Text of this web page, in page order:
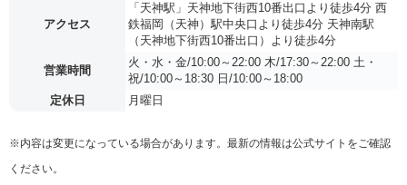
アクセス
「天神駅」天神地下街西10番出口より徒歩4分 西
鉄福岡（天神）駅中央口より徒歩4分 天神南駅
（天神地下街西10番出口）より徒歩4分
営業時間
火・水・金/10:00～22:00 木/17:30～22:00 土・
祝/10:00～18:30 日/10:00～18:00
定休日
月曜日
※内容は変更になっている場合があります。最新の情報は公式サイトをご確認
ください。